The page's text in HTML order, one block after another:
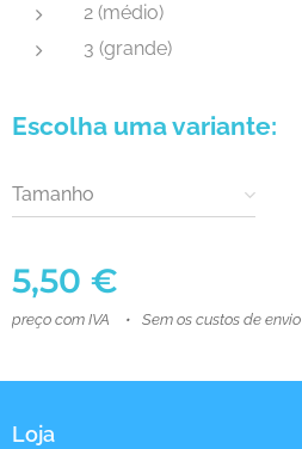
2 (médio)
3 (grande)
Escolha uma variante:
Tamanho
5,50 €
preço com IVA Sem os custos de envio
Loja